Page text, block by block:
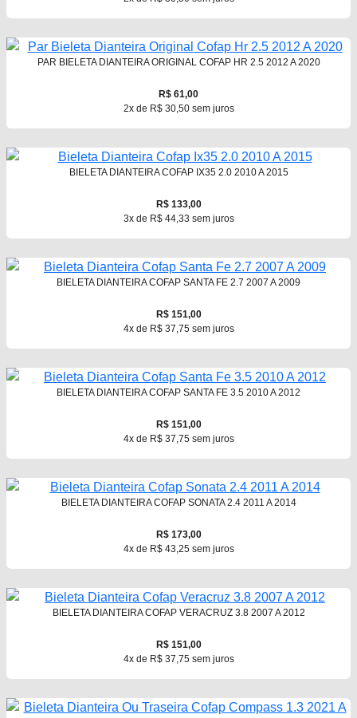
PAR BIELETA DIANTEIRA ORIGINAL COFAP HR 2.5 2012 A 2020
R$ 61,00
2x de R$ 30,50 sem juros
BIELETA DIANTEIRA COFAP IX35 2.0 2010 A 2015
R$ 133,00
3x de R$ 44,33 sem juros
BIELETA DIANTEIRA COFAP SANTA FE 2.7 2007 A 2009
R$ 151,00
4x de R$ 37,75 sem juros
BIELETA DIANTEIRA COFAP SANTA FE 3.5 2010 A 2012
R$ 151,00
4x de R$ 37,75 sem juros
BIELETA DIANTEIRA COFAP SONATA 2.4 2011 A 2014
R$ 173,00
4x de R$ 43,25 sem juros
BIELETA DIANTEIRA COFAP VERACRUZ 3.8 2007 A 2012
R$ 151,00
4x de R$ 37,75 sem juros